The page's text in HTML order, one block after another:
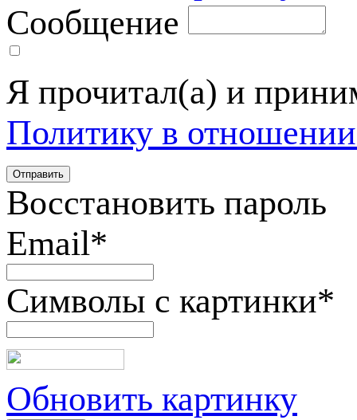
Сообщение
Я прочитал(а) и
Политику в
Восстановить пароль
Email*
Символы с картинки*
Обновить картинку